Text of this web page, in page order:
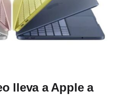
lleva a Apple a